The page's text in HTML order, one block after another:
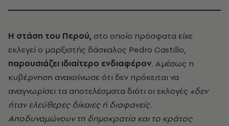
Η στάση του Περού, στο οποίο πρόσφατα είχε
εκλεγεί ο μαρξιστής δάσκαλος Pedro Castillo,
παρουσιάζει ιδιαίτερο ενδιαφέρον. Αμέσως η
κυβέρνηση ανακοίνωσε ότι δεν πρόκειται να
αναγνωρίσει τα αποτελέσματα διότι οι εκλογές «δεν
ήταν ελεύθερες δίκαιες ή διαφανείς.
Αποδυναμώνουν τη δημοκρατία και το κράτος